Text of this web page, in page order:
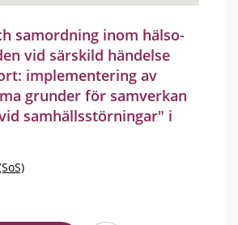
samordning inom hälso-
vid särskild händelse
implementering av
grunder för samverkan
samhällsstörningar" i